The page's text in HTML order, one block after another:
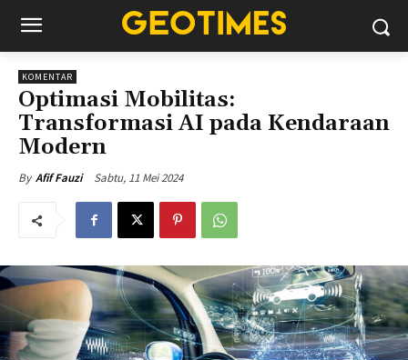
KOMENTAR
Optimasi Mobilitas:
Transformasi AI pada Kendaraan
Modern
By Afif Fauzi Sabtu, 11 Mei 2024